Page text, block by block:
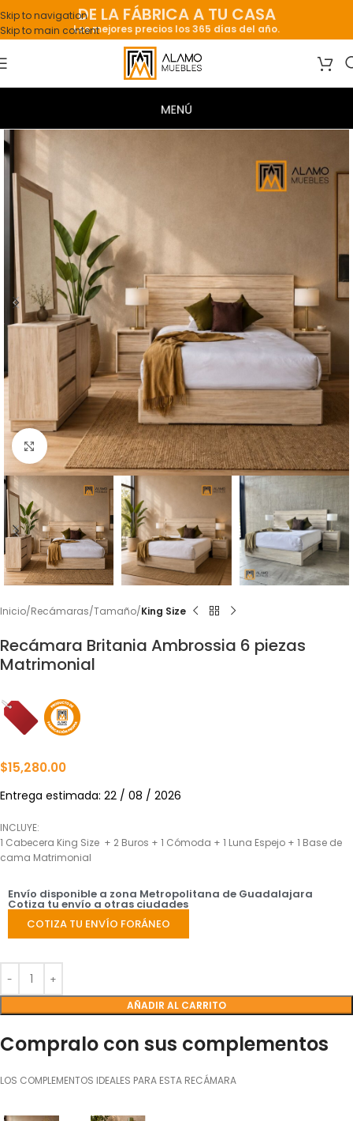
Skip to navigation
Skip to main content
DE LA FÁBRICA A TU CASA
Los mejores precios los 365 días del año.
Click to enlarge
Inicio Recámaras Tamaño King Size
Recámara Britania Ambrossia 6 piezas
Matrimonial
$15,280.00
Entrega estimada: 22 / 08 / 2026
INCLUYE:
1 Cabecera King Size + 2 Buros + 1 Cómoda + 1 Luna Espejo + 1 Base de
cama Matrimonial
Envío disponible a zona Metropolitana de Guadalajara
Cotiza tu envío a otras ciudades
COTIZA TU ENVÍO FORÁNEO
AÑADIR AL CARRITO
Compralo con sus complementos
LOS COMPLEMENTOS IDEALES PARA ESTA RECÁMARA